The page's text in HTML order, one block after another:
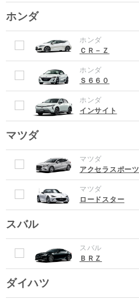
ホンダ
ホンダ
ＣＲ－Ｚ
ホンダ
Ｓ６６０
ホンダ
インサイト
マツダ
マツダ
アクセラスポーツ
マツダ
ロードスター
スバル
スバル
ＢＲＺ
ダイハツ